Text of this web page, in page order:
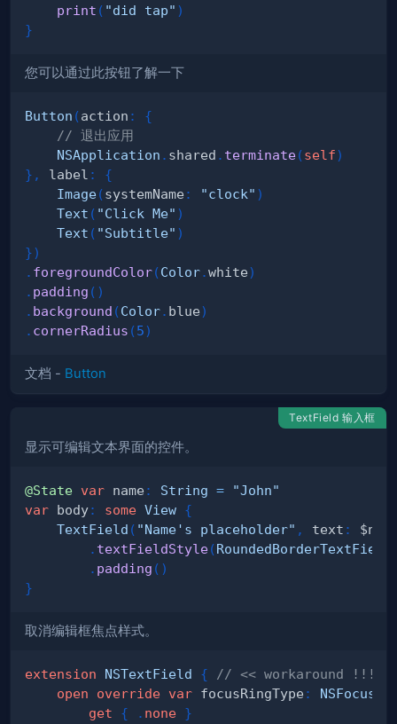
print ( "did tap" )
}
您可以通过此按钮了解一下
Button (action :
{
// 退出应用
NSApplication . shared . terminate(self)
} , label :
{
Image(systemName : "clock" )
Text ( "Click Me" )
Text ( "Subtitle" )
})
. foregroundColor(Color.white)
. padding ( )
. background (Color. blue)
. cornerRadius (5)
文档 - Button
TextField 输入框
显示可编辑文本界面的控件。
@State var name : String =
"John"
var body: some View {
TextField ( "Name's placeholder" , text :
. textFieldStyle(
. padding ( )
}
取消编辑框焦点样式。
extension NSTextField {
// << workaround !!!
open
override var focusRingType :
get
{ . none }